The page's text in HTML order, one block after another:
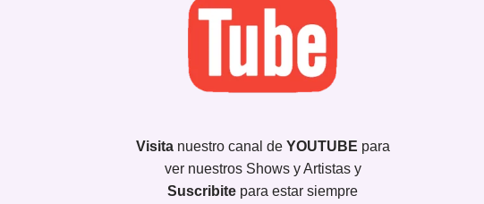
Visita nuestro canal de YOUTUBE para
ver nuestros Shows y Artistas y
Suscribite para estar siempre